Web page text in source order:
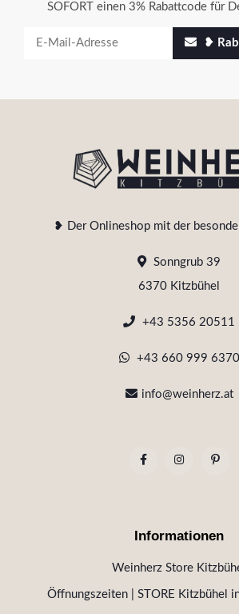
SOFORT einen 3% Rabattcode für
❥
❥ Der Onlineshop mit der
Sonngrub 39
6370 Kitzbühel
+43 5356 20511
+43 660 999 6370
info@weinherz.at
Informationen
Weinherz Store
Öffnungszeiten | STORE Kitzbühel